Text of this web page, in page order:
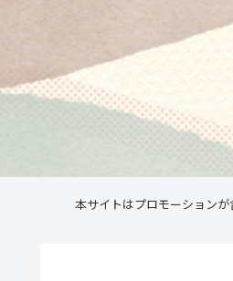
本サイトはプロモーション